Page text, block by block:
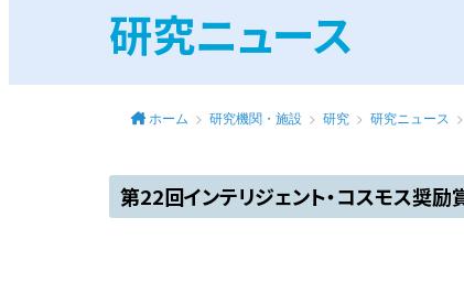
研究ニュース
ホーム 研究機関・施設 研究 研究ニュース
第22回インテリジェント・コスモス奨